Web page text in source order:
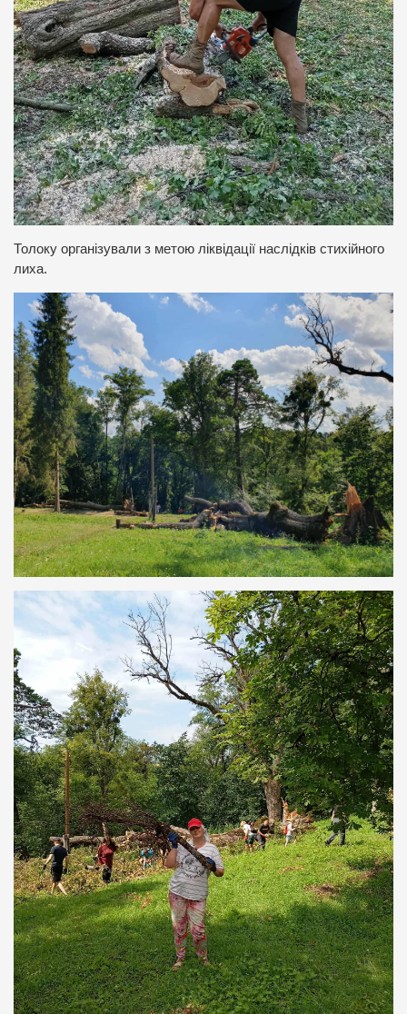
Толоку організували з метою ліквідації наслідків стихійного
лиха.